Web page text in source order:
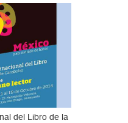
del Libro de la